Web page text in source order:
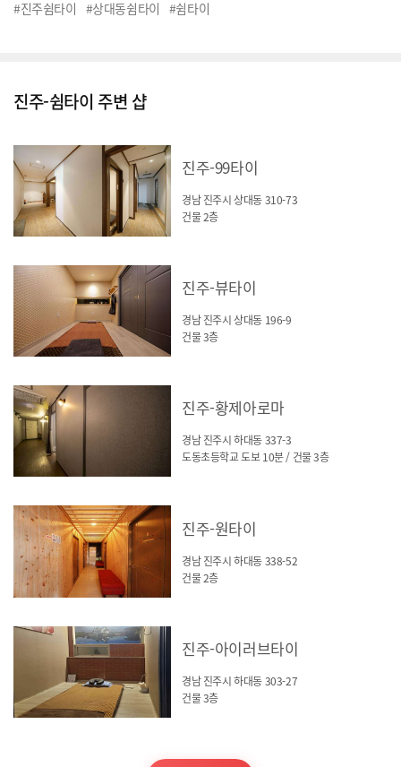
#진주쉼타이 #상대동쉼타이 #쉼타이
진주-쉼타이 주변 샵
진주-99타이
경남 진주시 상대동 310-73
건물 2층
진주-뷰타이
경남 진주시 상대동 196-9
건물 3층
진주-황제아로마
경남 진주시 하대동 337-3
도동초등학교 도보 10분 / 건물 3층
진주-원타이
경남 진주시 하대동 338-52
건물 2층
진주-아이러브타이
경남 진주시 하대동 303-27
건물 3층